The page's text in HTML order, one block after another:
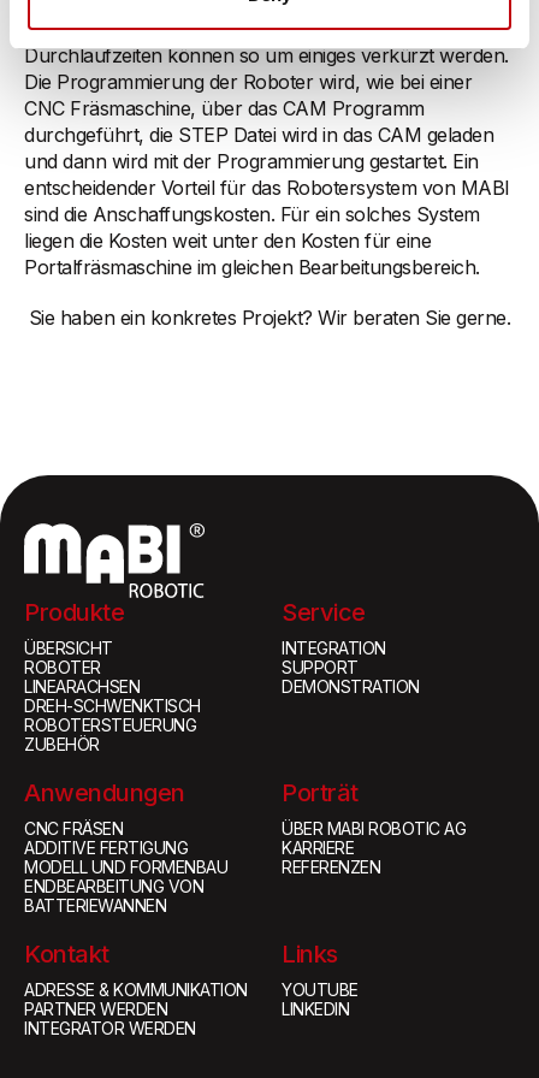
Robotern gleichzeitig das selbe Modell bearbeiten.
Durchlaufzeiten können so um einiges verkürzt werden.
Die Programmierung der Roboter wird, wie bei einer
CNC Fräsmaschine, über das CAM Programm
durchgeführt, die STEP Datei wird in das CAM geladen
und dann wird mit der Programmierung gestartet. Ein
entscheidender Vorteil für das Robotersystem von MABI
sind die Anschaffungskosten. Für ein solches System
liegen die Kosten weit unter den Kosten für eine
Portalfräsmaschine im gleichen Bearbeitungsbereich.
Sie haben ein konkretes Projekt? Wir beraten Sie gerne.
Produkte
ÜBERSICHT
ROBOTER
LINEARACHSEN
DREH-SCHWENKTISCH
ROBOTERSTEUERUNG
ZUBEHÖR
Service
INTEGRATION
SUPPORT
DEMONSTRATION
Anwendungen
CNC FRÄSEN
ADDITIVE FERTIGUNG
MODELL UND FORMENBAU
ENDBEARBEITUNG VON
BATTERIEWANNEN
Porträt
ÜBER MABI ROBOTIC AG
KARRIERE
REFERENZEN
Kontakt
ADRESSE & KOMMUNIKATION
PARTNER WERDEN
INTEGRATOR WERDEN
Links
YOUTUBE
LINKEDIN